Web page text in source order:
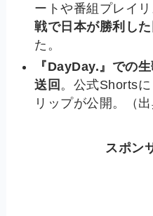
ートや番組プレイ
戦で日本が勝利し
た。
『DayDay.』での
送回 。公式Shorts
リップが公開。（出
スポン